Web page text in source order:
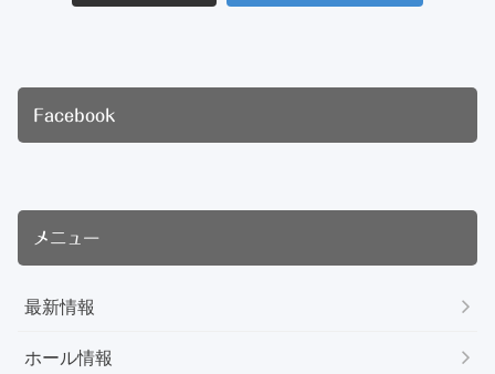
Facebook
メニュー
最新情報
ホール情報